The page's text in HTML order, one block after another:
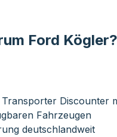
Ford Kögler?
Discounter
Fahrzeugen
deutschlandweit